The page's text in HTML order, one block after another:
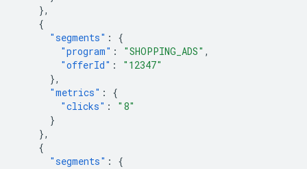
},
{
"segments" :
{
"program" : "SHOPPING_ADS" ,
"offerId" :
"12347"
},
"metrics" :
{
"clicks" :
"8"
}
},
{
"segments" :
{